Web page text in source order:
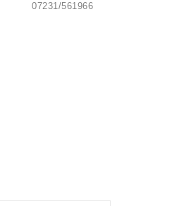
07231/561966